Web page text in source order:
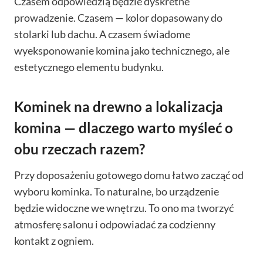
prowadzenie. Czasem — kolor dopasowany do
stolarki lub dachu. A czasem świadome
wyeksponowanie komina jako technicznego, ale
estetycznego elementu budynku.
Kominek na drewno a lokalizacja
komina — dlaczego warto myśleć o
obu rzeczach razem?
Przy doposażeniu gotowego domu łatwo zacząć od
wyboru kominka. To naturalne, bo urządzenie
będzie widoczne we wnętrzu. To ono ma tworzyć
atmosferę salonu i odpowiadać za codzienny
kontakt z ogniem.